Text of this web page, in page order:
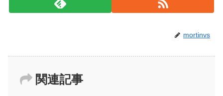
mortinvs
関連記事